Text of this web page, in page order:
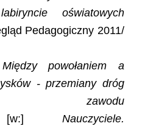
oświatowych
Pedagogiczny 2011/
Między powołaniem a
- przemiany dróg
zawodu
Nauczyciele.